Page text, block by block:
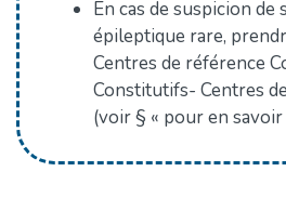
En cas de suspicion de
épileptique rare,
Centres de référence
Constitutifs- Centres
(voir § « pour en